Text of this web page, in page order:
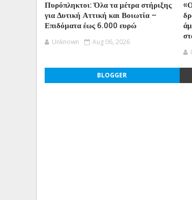
Πυρόπληκτοι: Όλα τα μέτρα στήριξης
για Δυτική Αττική και Βοιωτία –
Επιδόματα έως 6.000 ευρώ
Unknown Aug 06, 2026
BLOGGER